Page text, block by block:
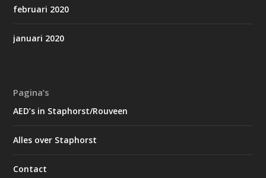
februari 2020
januari 2020
Pagina’s
AED’s in Staphorst/Rouveen
Alles over Staphorst
Contact